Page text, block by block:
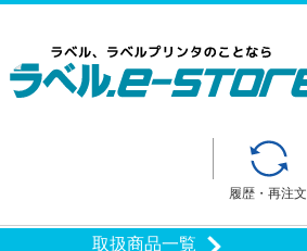
履歴・再注文
取扱商品一覧